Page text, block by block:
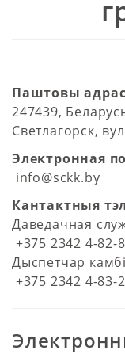
Паштовы
247439,
Светлагорск,
Электронная
info@sckk.by
Кантактныя
Даведачная
+375 2342 4-82-
Дыспетчар
+375 2342 4-83-